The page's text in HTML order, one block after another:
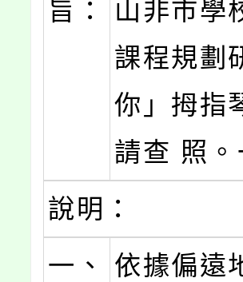
旨：
山非市學
課程規劃
你」拇指
請查 照
說明：
一、
依據偏遠